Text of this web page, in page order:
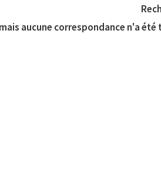
aucune correspondance n'a